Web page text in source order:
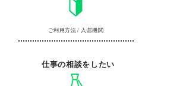
ご利用方法 / 入居機関
仕事の相談をしたい